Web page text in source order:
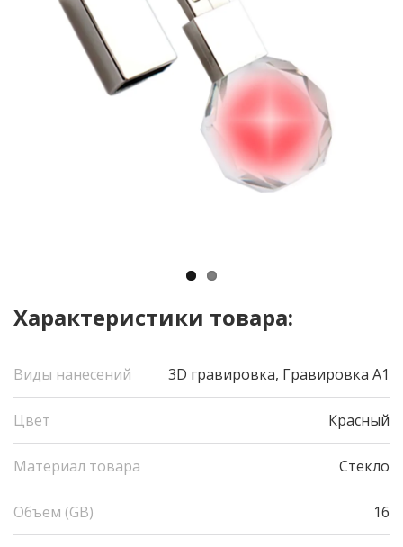
Характеристики товара:
Виды нанесений 3D гравировка, Гравировка А1
Цвет Красный
Материал товара Стекло
Объем (GB) 16